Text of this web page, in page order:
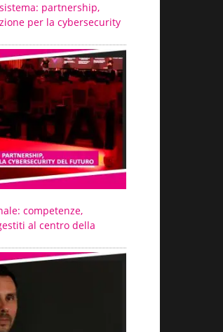
partnership,
per la cybersecurity
competenze,
al centro della